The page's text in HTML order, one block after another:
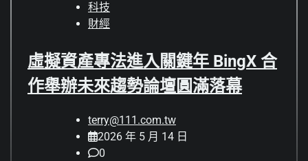
科技
財經
虛擬資產專法進入關鍵年 BingX 合
作舉辦未來趨勢論壇圓滿落幕
terry@111.com.tw
2026 年 5 月 14 日
0